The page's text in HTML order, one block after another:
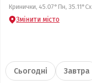
Кринички, 45.07°Пн, 35.11°Сх
Змінити місто
Сьогодні Завтра